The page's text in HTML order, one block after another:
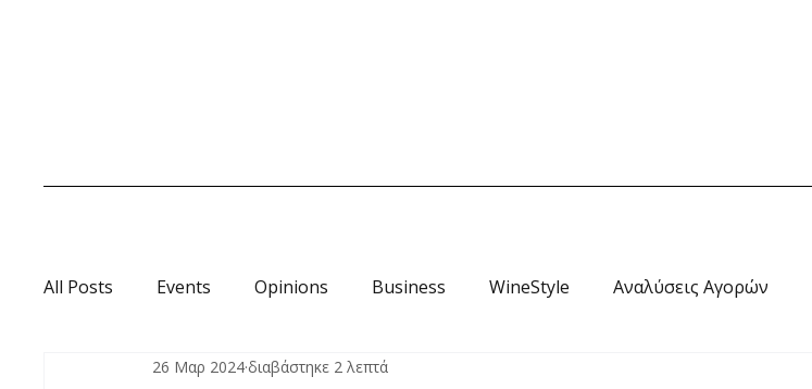
All Posts Events Opinions Business WineStyle Αναλύσεις Αγορών
Οινοωροσκόπιο
26 Μαρ 2024 διαβάστηκε 2 λεπτά